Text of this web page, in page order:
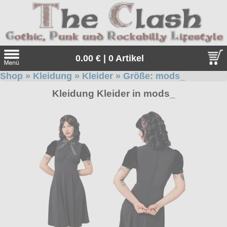
0.00 € | 0 Artikel
Angebote
Sonderangebote
Geschenketipps
Gratis
Kleidung/Gothic
alle Artikel
Girlblusen
Punkrock
Shop » Kleidung » Kleider » Größe: mods_
Kleidung Kleider in mods_